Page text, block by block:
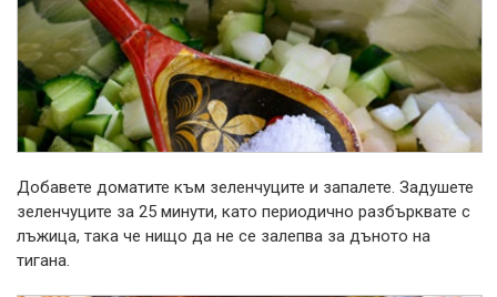
Добавете доматите към зеленчуците и запалете. Задушете
зеленчуците за 25 минути, като периодично разбърквате с
лъжица, така че нищо да не се залепва за дъното на
тигана.